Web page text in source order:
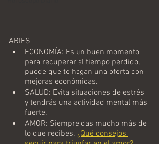
ARIES
ECONOMÍA: Es un buen momento
para recuperar el tiempo perdido,
puede que te hagan una oferta con
mejoras económicas.
SALUD: Evita situaciones de estrés
y tendrás una actividad mental más
fuerte.
AMOR: Siempre das mucho más de
lo que recibes. ¿Qué consejos